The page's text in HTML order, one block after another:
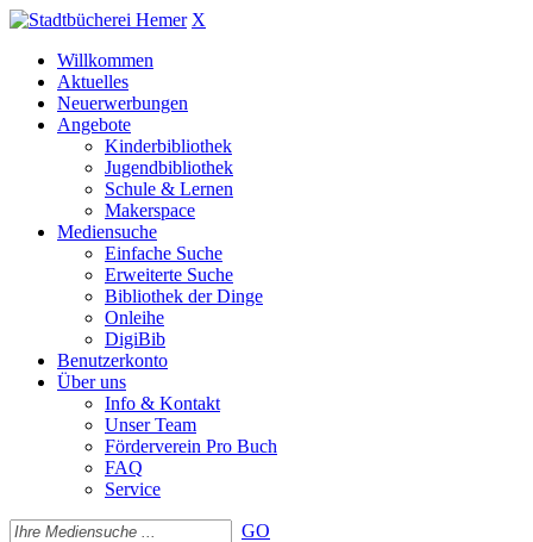
X
Willkommen
Aktuelles
Neuerwerbungen
Angebote
Kinderbibliothek
Jugendbibliothek
Schule & Lernen
Makerspace
Mediensuche
Einfache Suche
Erweiterte Suche
Bibliothek der Dinge
Onleihe
DigiBib
Benutzerkonto
Über uns
Info & Kontakt
Unser Team
Förderverein Pro Buch
FAQ
Service
GO